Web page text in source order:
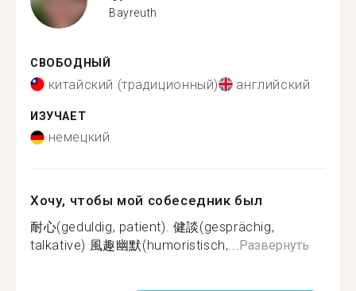
Bayreuth
СВОБОДНЫЙ
китайский (традиционный) английский
ИЗУЧАЕТ
немецкий
Хочу, чтобы мой собеседник был
耐心(geduldig, patient). 健談(gesprächig,
talkative) 風趣幽默(humoristisch,...Развернуть